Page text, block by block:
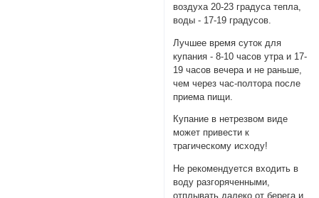
воздуха 20-23 градуса тепла,
воды - 17-19 градусов.
Лучшее время суток для
купания - 8-10 часов утра и 17-
19 часов вечера и не раньше,
чем через час-полтора после
приема пищи.
Купание в нетрезвом виде
может привести к
трагическому исходу!
Не рекомендуется входить в
воду разгоряченными,
отплывать далеко от берега и